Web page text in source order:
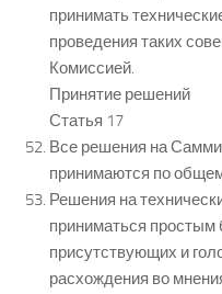
принимать
проведения таких
Комиссией.
Принятие решений
Статья 17
Все решения на
принимаются по
Решения на
приниматься
присутствующих и
расхождения во